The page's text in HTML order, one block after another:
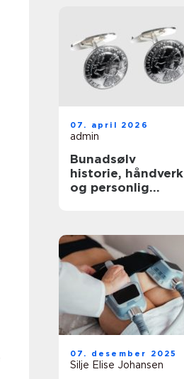
07. april 2026
admin
Bunadsølv
historie, håndverk
og personlig
07. desember 2025
Silje Elise Johansen